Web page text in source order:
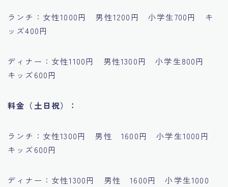
ランチ：女性1000円 男性1200円 小学生700円 キ
ッズ400円
ディナー：女性1100円 男性1300円 小学生800円
キッズ600円
料金（土日祝）：
ランチ：女性1300円 男性 1600円 小学生1000円
キッズ600円
ディナー：女性1300円 男性 1600円 小学生1000